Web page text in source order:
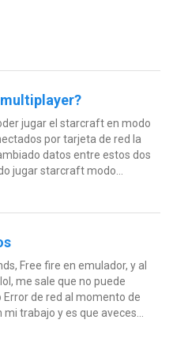
jugar el starcraft en modo
por tarjeta de red la
datos entre estos dos
jugar starcraft modo...
Free fire en emulador, y al
me sale que no puede
Error de red al momento de
trabajo y es que aveces...